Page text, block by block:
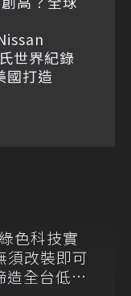
世界紀錄
國打造
色科技實
須改裝即可
造全台低碳